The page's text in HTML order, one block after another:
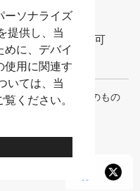
ーソナライズ
提供し、当
めに、デバイ
使用に関連す
いては、当
ください。
動画のSNS投稿は可
どは2025年8月時点のもの